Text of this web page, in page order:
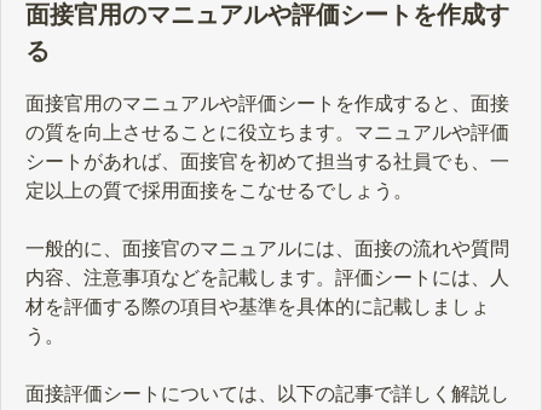
面接官用のマニュアルや評価シートを作成す
る
面接官用のマニュアルや評価シートを作成すると、面接
の質を向上させることに役立ちます。マニュアルや評価
シートがあれば、面接官を初めて担当する社員でも、一
定以上の質で採用面接をこなせるでしょう。
一般的に、面接官のマニュアルには、面接の流れや質問
内容、注意事項などを記載します。評価シートには、人
材を評価する際の項目や基準を具体的に記載しましょ
う。
面接評価シートについては、以下の記事で詳しく解説し